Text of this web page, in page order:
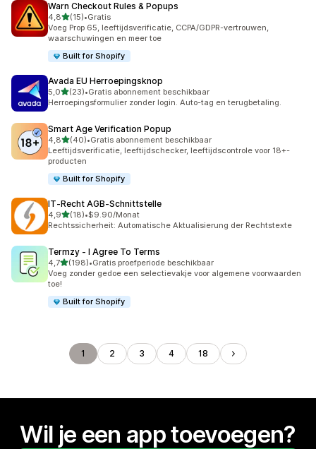
Warn Checkout Rules & Popups
4,8van 5 sterren
(15)
15 recensies in totaal
•Gratis
Voeg Prop 65, leeftijdsverificatie, CCPA/GDPR-vertrouwen,
waarschuwingen en meer toe
Built for Shopify
Avada EU Herroepingsknop
5,0van 5 sterren
(23)
23 recensies in totaal
•Gratis abonnement beschikbaar
Herroepingsformulier zonder login. Auto-tag en terugbetaling.
Smart Age Verification Popup
4,8van 5 sterren
(40)
40 recensies in totaal
•Gratis abonnement beschikbaar
Leeftijdsverificatie, leeftijdschecker, leeftijdscontrole voor 18+-
producten
Built for Shopify
IT‑Recht AGB‑Schnittstelle
4,9van 5 sterren
(18)
18 recensies in totaal
•$9.90/Monat
Rechtssicherheit: Automatische Aktualisierung der Rechtstexte
Termzy ‑ I Agree To Terms
4,7van 5 sterren
(198)
198 recensies in totaal
•Gratis proefperiode beschikbaar
Voeg zonder gedoe een selectievakje voor algemene voorwaarden
toe!
Built for Shopify
1 2 3 4 18
Wil je een app toevoegen?